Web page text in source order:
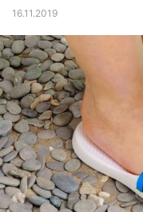
16.11.2019